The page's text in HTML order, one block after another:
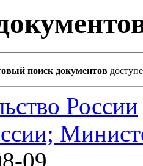
поиск документов
России